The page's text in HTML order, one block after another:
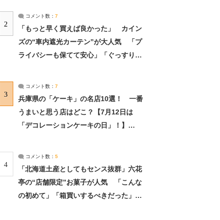
2
コメント数： 7
「もっと早く買えば良かった」 カイン
ズの“車内遮光カーテン”が大人気 「プ
ライバシーも保てて安心」「ぐっすり眠
3
コメント数： 7
兵庫県の「ケーキ」の名店10選！ 一番
うまいと思う店はどこ？【7月12日は
「デコレーションケーキの日」！】
4
コメント数： 5
「北海道土産としてもセンス抜群」六花
亭の“店舗限定”お菓子が人気 「こんな
の初めて」「箱買いするべきだった」